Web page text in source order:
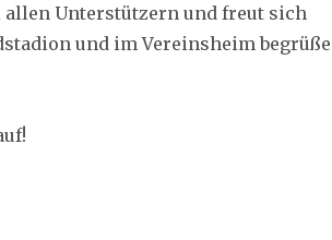
Unterstützern und freut sich
und im Vereinsheim